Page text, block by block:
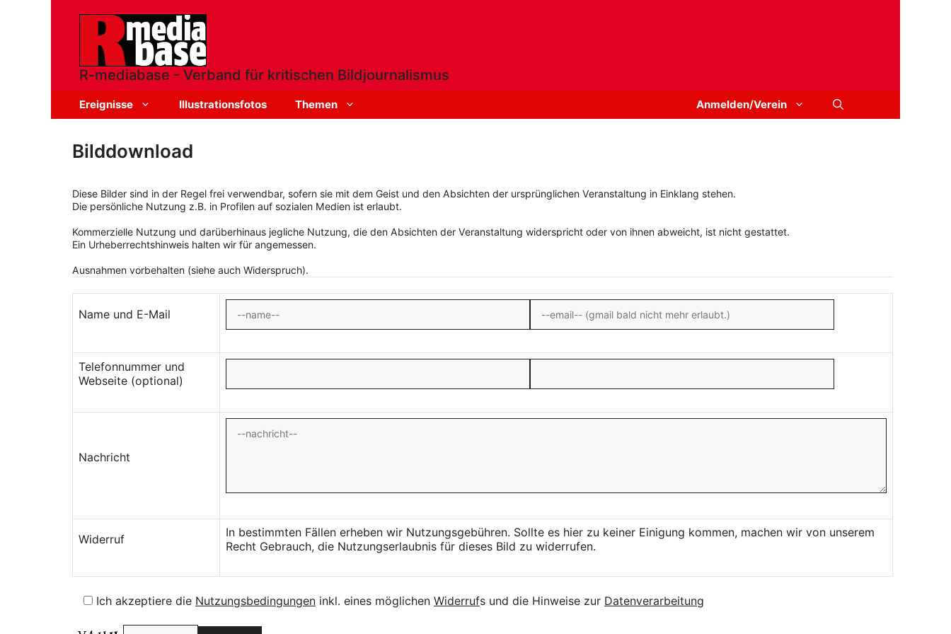
R-mediabase - Verband für kritischen Bildjournalismus
Ereignisse Illustrationsfotos Themen Anmelden/Verein
Bilddownload
Diese Bilder sind in der Regel frei verwendbar, sofern sie mit dem Geist und den Absichten der ursprünglichen Veranstaltung in Einklang stehen.
Die persönliche Nutzung z.B. in Profilen auf sozialen Medien ist erlaubt.
Kommerzielle Nutzung und darüberhinaus jegliche Nutzung, die den Absichten der Veranstaltung widerspricht oder von ihnen abweicht, ist nicht gestattet.
Ein Urheberrechtshinweis halten wir für angemessen.
Ausnahmen vorbehalten (siehe auch Widerspruch).
Name und E-Mail
Telefonnummer und
Webseite (optional)
Nachricht
Widerruf
In bestimmten Fällen erheben wir Nutzungsgebühren. Sollte es hier zu keiner Einigung kommen, machen wir von unserem
Recht Gebrauch, die Nutzungserlaubnis für dieses Bild zu widerrufen.
Ich akzeptiere die Nutzungsbedingungen inkl. eines möglichen Widerrufs und die Hinweise zur Datenverarbeitung